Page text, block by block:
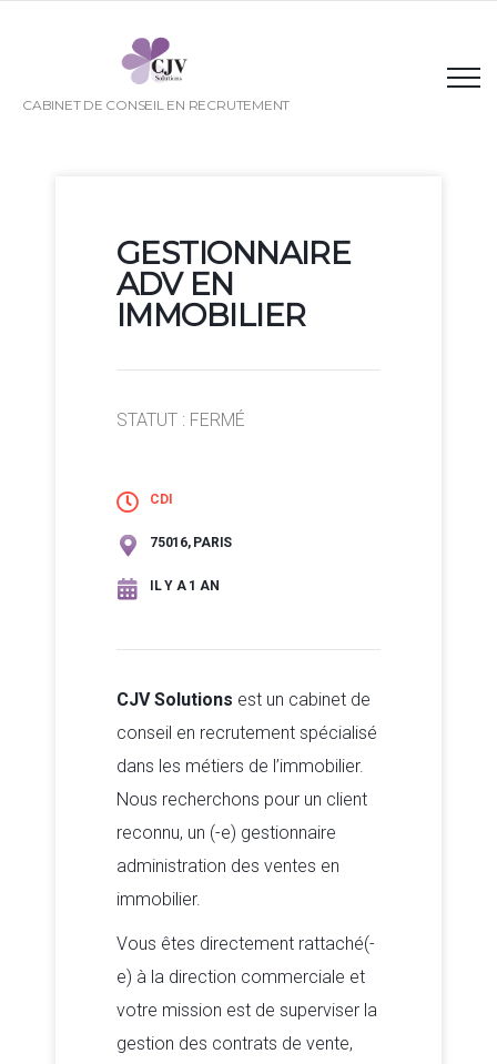
CABINET DE CONSEIL EN RECRUTEMENT
GESTIONNAIRE
ADV EN
IMMOBILIER
STATUT : FERMÉ
CDI
75016, PARIS
IL Y A 1 AN
CJV Solutions est un cabinet de
conseil en recrutement spécialisé
dans les métiers de l’immobilier.
Nous recherchons pour un client
reconnu, un (-e) gestionnaire
administration des ventes en
immobilier.
Vous êtes directement rattaché(-
e) à la direction commerciale et
votre mission est de superviser la
gestion des contrats de vente,